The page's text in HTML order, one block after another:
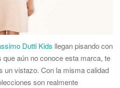
Dutti Kids llegan pisando con
aún no conoce esta marca, te
un vistazo. Con la misma calidad
son realmente